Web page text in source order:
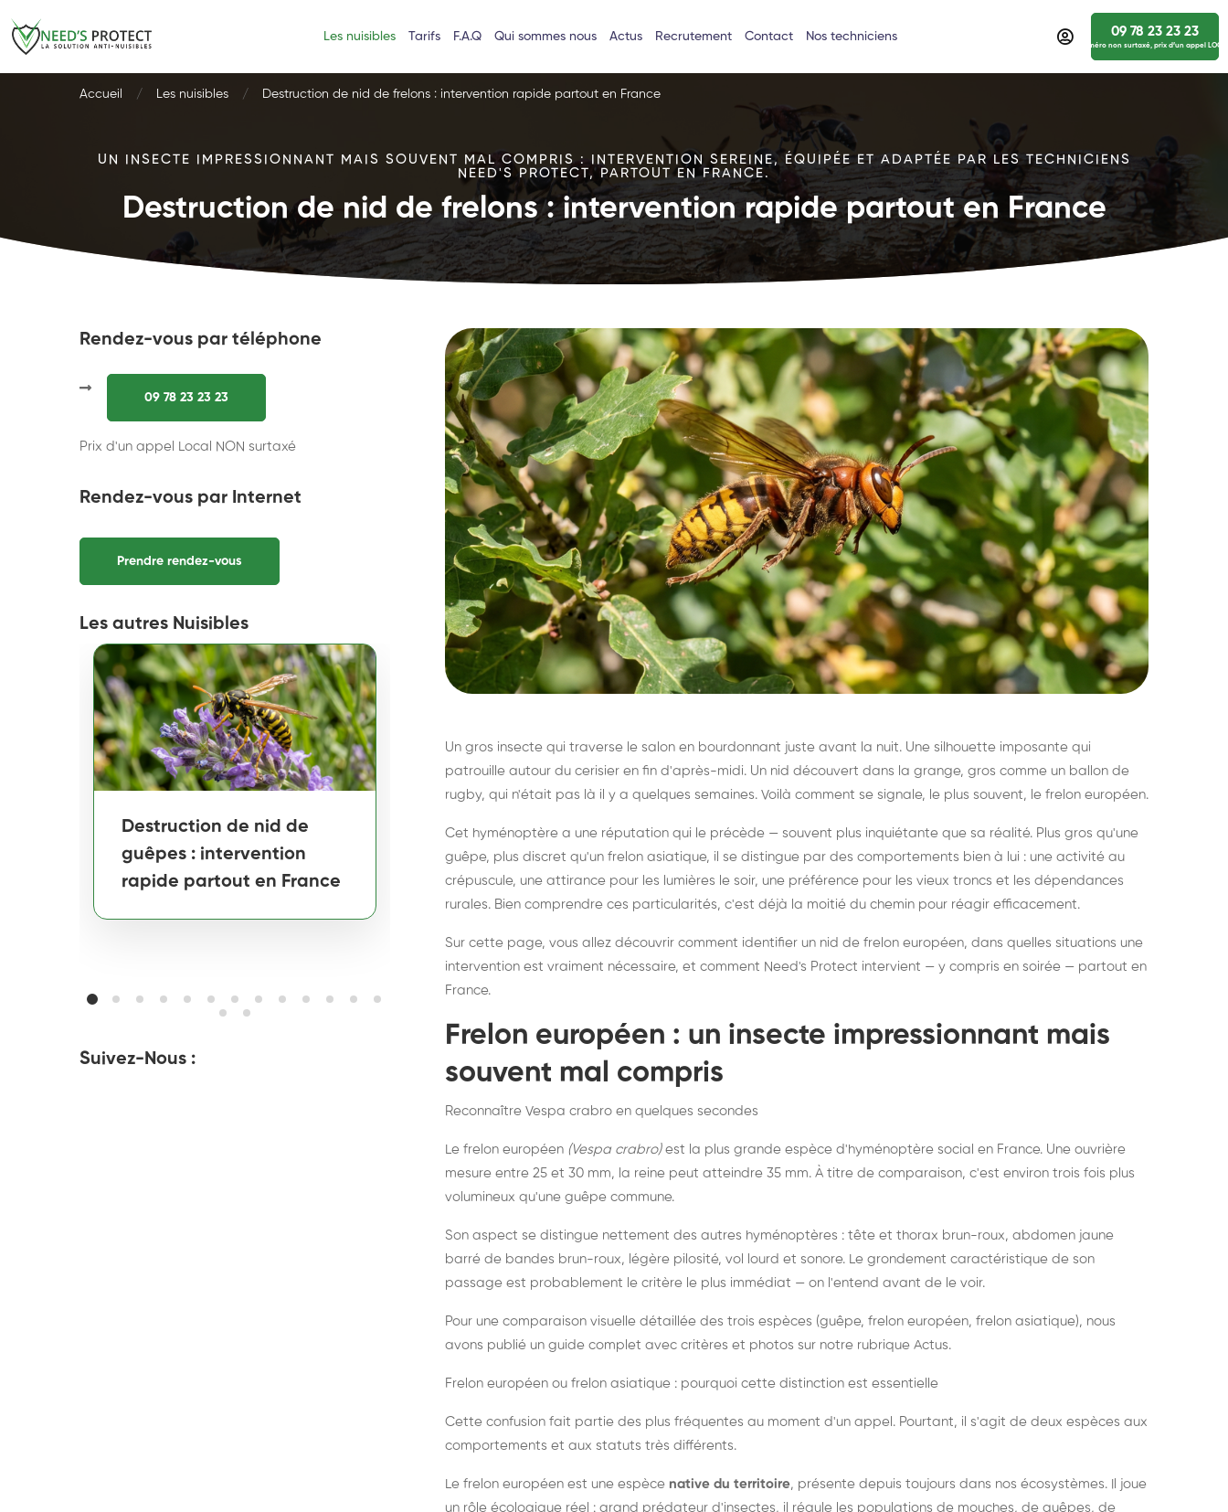
Les nuisibles Tarifs F.A.Q Qui sommes nous Actus Recrutement Contact Nos techniciens 09 78 23 23 23
numéro non surtaxé, prix d’un appel
Accueil Les nuisibles Destruction de nid de frelons : intervention rapide partout en France
UN INSECTE IMPRESSIONNANT MAIS SOUVENT MAL COMPRIS : INTERVENTION SEREINE, ÉQUIPÉE ET ADAPTÉE PAR LES TECHNICIENS
NEED'S PROTECT, PARTOUT EN FRANCE.
Destruction de nid de frelons : intervention rapide partout en France
Rendez-vous par téléphone
09 78 23 23 23
Prix d'un appel Local NON surtaxé
Rendez-vous par Internet
Prendre rendez-vous
Les autres Nuisibles
Destruction de nid de
guêpes : intervention
rapide partout en France
Destruction de nid de
frelons asiatiques :
intervention partout en
France
Dératisation : éliminer
durablement rats et
souris, partout en France
Suivez-Nous :
Un gros insecte qui traverse le salon en bourdonnant juste avant la nuit. Une silhouette imposante qui
patrouille autour du cerisier en fin d'après-midi. Un nid découvert dans la grange, gros comme un ballon de
rugby, qui n'était pas là il y a quelques semaines. Voilà comment se signale, le plus souvent, le frelon européen.
Cet hyménoptère a une réputation qui le précède — souvent plus inquiétante que sa réalité. Plus gros qu'une
guêpe, plus discret qu'un frelon asiatique, il se distingue par des comportements bien à lui : une activité au
crépuscule, une attirance pour les lumières le soir, une préférence pour les vieux troncs et les dépendances
rurales. Bien comprendre ces particularités, c'est déjà la moitié du chemin pour réagir efficacement.
Sur cette page, vous allez découvrir comment identifier un nid de frelon européen, dans quelles situations une
intervention est vraiment nécessaire, et comment Need's Protect intervient — y compris en soirée — partout en
France.
Frelon européen : un insecte impressionnant mais
souvent mal compris
Reconnaître Vespa crabro en quelques secondes
Le frelon européen (Vespa crabro)est la plus grande espèce d'hyménoptère social en France. Une ouvrière
mesure entre 25 et 30 mm, la reine peut atteindre 35 mm. À titre de comparaison, c'est environ trois fois plus
volumineux qu'une guêpe commune.
Son aspect se distingue nettement des autres hyménoptères : tête et thorax brun-roux, abdomen jaune
barré de bandes brun-roux, légère pilosité, vol lourd et sonore. Le grondement caractéristique de son
passage est probablement le critère le plus immédiat — on l'entend avant de le voir.
Pour une comparaison visuelle détaillée des trois espèces (guêpe, frelon européen, frelon asiatique), nous
avons publié un guide complet avec critères et photos sur notre rubrique Actus.
Frelon européen ou frelon asiatique : pourquoi cette distinction est essentielle
Cette confusion fait partie des plus fréquentes au moment d'un appel. Pourtant, il s'agit de deux espèces aux
comportements et aux statuts très différents.
Le frelon européen est une espèce native du territoire, présente depuis toujours dans nos écosystèmes. Il joue
un rôle écologique réel : grand prédateur d'insectes, il régule les populations de mouches, de guêpes, de